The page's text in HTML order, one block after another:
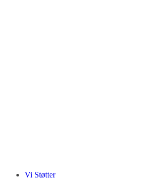
Vi Støtter